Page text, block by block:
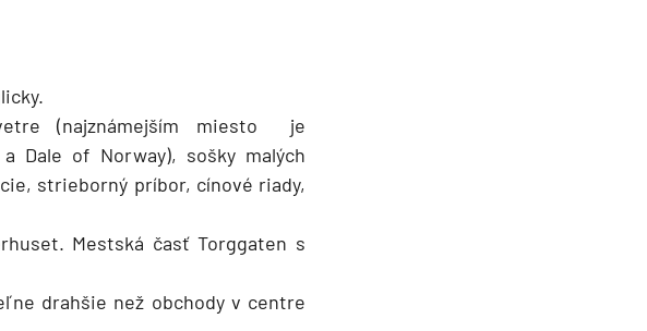
(najznámejším miesto je
Dale of Norway), sošky malých
strieborný príbor, cínové riady,
Mestská časť Torggaten s
drahšie než obchody v centre